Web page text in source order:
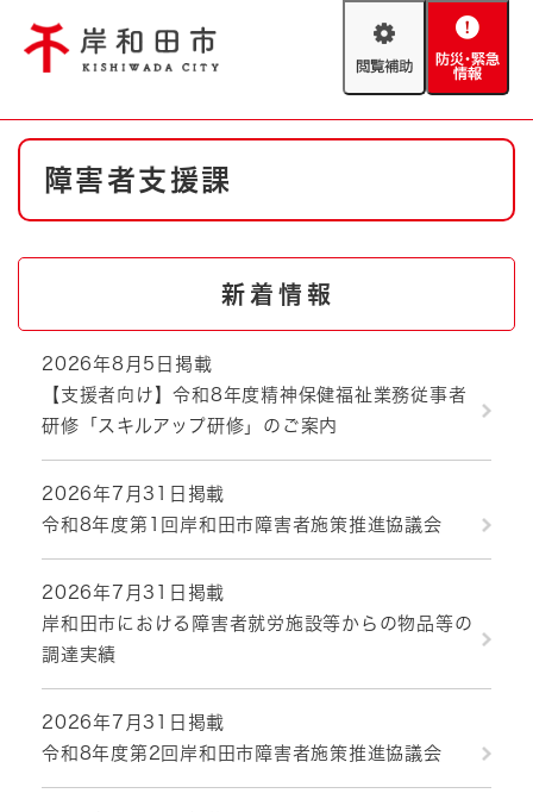
閲
助
防
緊
やさしい日本語
拡大
とじる
防災・緊急情報
ハザードマップ AED設置箇所
本
障害者支援課
新着情報
2026年8月5日掲載
【支援者向け】令和8年度精神保健福祉業務従事者
研修「スキルアップ研修」のご案内
2026年7月31日掲載
令和8年度第1回岸和田市障害者施策推進協議会
2026年7月31日掲載
岸和田市における障害者就労施設等からの物品等の
調達実績
2026年7月31日掲載
令和8年度第2回岸和田市障害者施策推進協議会